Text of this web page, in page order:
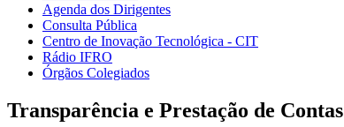
Agenda dos Dirigentes
Consulta Pública
Centro de Inovação Tecnológica - CIT
Rádio IFRO
Órgãos Colegiados
Transparência e Prestação de Contas